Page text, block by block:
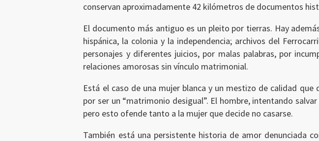
conservan aproximadamente 42 kilómetros de documentos
El documento más antiguo es un pleito por tierras. Hay
hispánica, la colonia y la independencia; archivos del
personajes y diferentes juicios, por malas palabras, por
relaciones amorosas sin vínculo matrimonial.
Está el caso de una mujer blanca y un mestizo de calidad
por ser un “matrimonio desigual”. El hombre, intentando
pero esto ofende tanto a la mujer que decide no casarse.
También está una persistente historia de amor denunciada